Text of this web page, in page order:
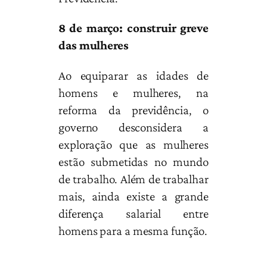
8 de março: construir greve
das mulheres
Ao equiparar as idades de
homens e mulheres, na
reforma da previdência, o
governo desconsidera a
exploração que as mulheres
estão submetidas no mundo
de trabalho. Além de trabalhar
mais, ainda existe a grande
diferença salarial entre
homens para a mesma função.